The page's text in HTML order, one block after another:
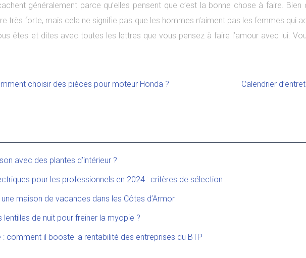
généralement parce qu’elles pensent que c’est la bonne chose à faire.
très forte, mais cela ne signifie pas que les hommes n’aiment pas les femmes qui
êtes et dites avec toutes les lettres que vous pensez à faire l’amour avec lui.
choisir des pièces pour moteur Honda ?
Calendrier
avec des plantes d’intérieur ?
pour les professionnels en 2024 : critères de sélection
maison de vacances dans les Côtes d’Armor
de nuit pour freiner la myopie ?
comment il booste la rentabilité des entreprises du BTP